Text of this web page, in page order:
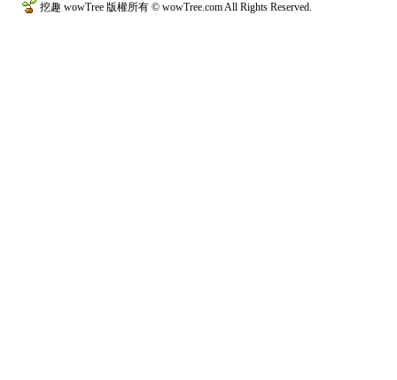
挖趣 wowTree 版權所有 © wowTree.com All Rights Reserved.